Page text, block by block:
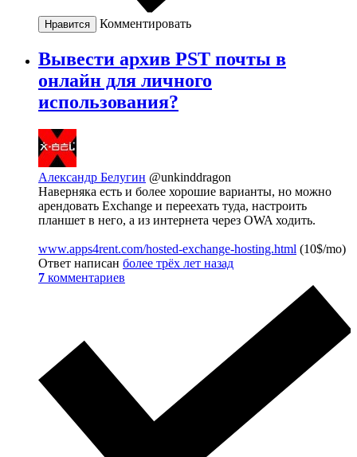
Нравится Комментировать
Вывести архив PST почты в
онлайн для личного
использования?
Александр Белугин @unkinddragon
Наверняка есть и более хорошие варианты, но можно
арендовать Exchange и переехать туда, настроить
планшет в него, а из интернета через OWA ходить.
www.apps4rent.com/hosted-exchange-hosting.html (10$/mo)
Ответ написан более трёх лет назад
7 комментариев